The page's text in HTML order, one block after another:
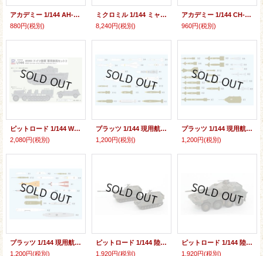
アカデミー 1/144 AH-64D/J アパッチ【プラモデル】
880円(税別)
ミクロミル 1/144 ミャスィーシチェフ3MD バイソン-C 戦略爆撃機【プラモデル】
8,240円(税別)
アカデミー 1/144 CH-47D/F/J/HC.Mk.1 "フォーネイションズ"【プラモデル】
960円(税別)
ピットロード 1/144 WWII ドイツ陸軍 軍用車両セット2【プラモデル】
2,080円(税別)
プラッツ 1/144 現用航空機用 ウェポンセット1 通常爆弾 ＆ ミサイル ’50〜【プラモデル】
1,200円(税別)
プラッツ 1/144 現用航空機用 ウェポンセット2 誘導爆弾 ＆ ミサイル ’70〜【プラモデル】
1,200円(税別)
プラッツ 1/144 現用航空機用 ウェポンセット3 特殊兵装 ’50〜【プラモデル】
1,200円(税別)
ピットロード 1/144 陸上自衛隊 99式自走155mmりゅう弾砲【プラモデル】
1,920円(税別)
ピットロード 1/144 陸上自衛隊 16式機動戦闘車【プラモデル】
1,920円(税別)